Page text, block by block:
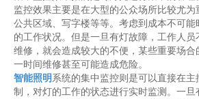
监控效果主要是在大型的公众场所比较尤
公共区域、写字楼等等。考虑到成本不可
的工作状况。但是一旦有灯故障，工作人
维修，就会造成较大的不便，某些重要场
一时间维修甚至可能造成危险。
智能照明系统的集中监控则是可以直接在
制，对灯的工作的状态进行实时监测。一